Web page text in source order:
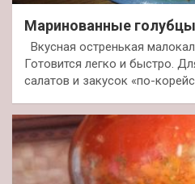
Маринованные
Вкусная остренькая
Готовится легко и быстро.
салатов и закусок «по-